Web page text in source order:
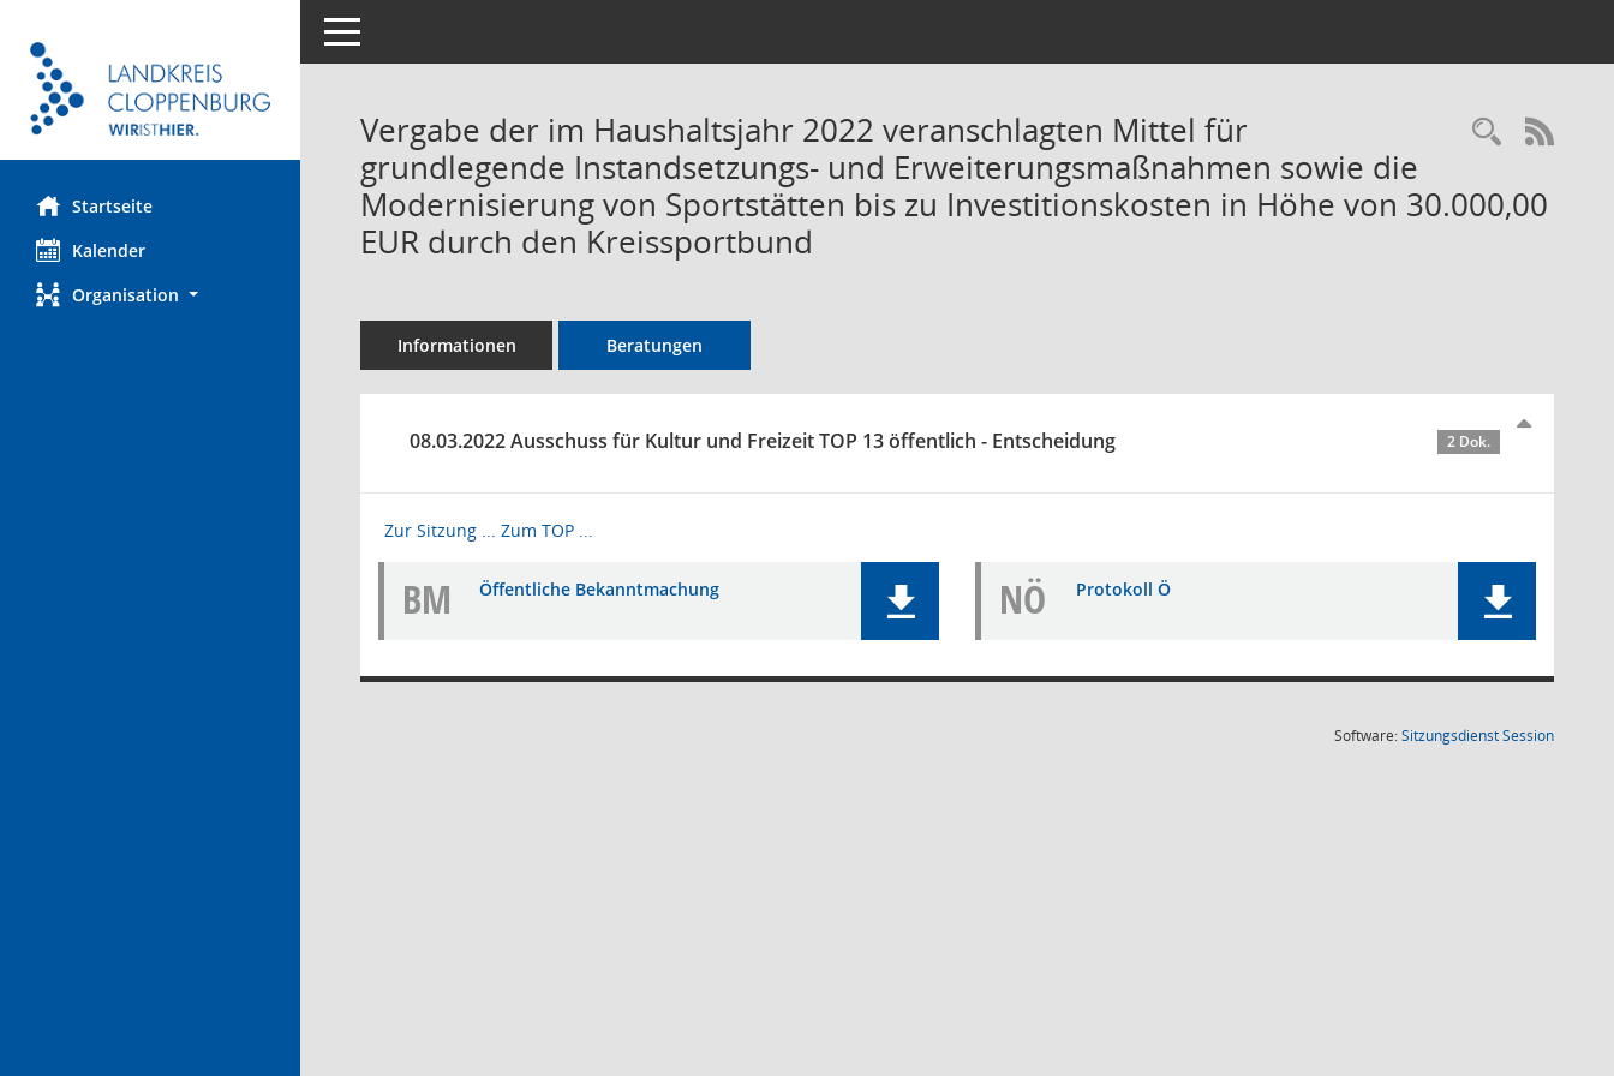
Startseite
Kalender
Organisation
Toggle navigation
Vergabe der im Haushaltsjahr 2022 veranschlagten Mittel für
grundlegende Instandsetzungs- und Erweiterungsmaßnahmen sowie die
Modernisierung von Sportstätten bis zu Investitionskosten in Höhe von 30.000,00
EUR durch den Kreissportbund
Informationen Beratungen
08.03.2022 Ausschuss für Kultur und Freizeit TOP 13 öffentlich - Entscheidung 2 Dok.
Zur Sitzung ... Zum TOP ...
BM Öffentliche Bekanntmachung NÖ Protokoll Ö
Software:SitzungsdienstSession(Wird in